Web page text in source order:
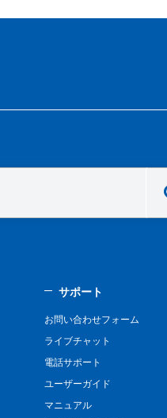
サポート
お問い合わせフォーム
ライブチャット
電話サポート
ユーザーガイド
マニュアル